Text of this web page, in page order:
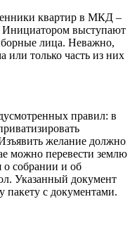
квартир в МКД –
Инициатором выступают
лица. Неважно,
или только часть из них
правил: в
желание должно
можно перевести землю
о собрании и об
Указанный документ
с документами.